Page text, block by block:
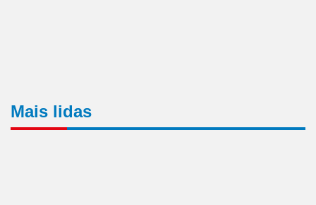
Mais lidas